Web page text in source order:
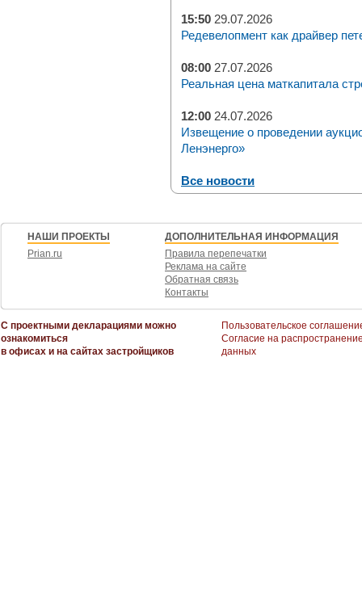
15:50 29.07.2026
Редевелопмент как драйвер
08:00 27.07.2026
Реальная цена маткапитала
12:00 24.07.2026
Извещение о проведении
Ленэнерго»
Все новости
НАШИ ПРОЕКТЫ
Prian.ru
ДОПОЛНИТЕЛЬНАЯ ИНФОРМАЦИЯ
Правила перепечатки
Реклама на сайте
Обратная связь
Контакты
С проектными декларациями можно
ознакомиться
в офисах и на сайтах застройщиков
Пользовательское
Согласие на
данных